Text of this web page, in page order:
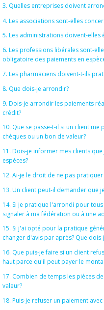
3. Quelles entreprises doivent
4. Les associations sont-elles
5. Les administrations doivent-
6. Les professions libérales sont-
obligatoire des paiements en
7. Les pharmaciens doivent-t-ils
8. Que dois-je arrondir?
9. Dois-je arrondir les paiements
crédit?
10. Que se passe-t-il si un client
chèques ou un bon de valeur?
11. Dois-je informer mes clients
espèces?
12. Ai-je le droit de ne pas
13. Un client peut-il demander que
14. Si je pratique l'arrondi pour
signaler à ma fédération ou à une
15. Si j'ai opté pour la pratique
changer d'avis par après? Que
16. Que puis-je faire si un client
haut parce qu'il peut payer le
17. Combien de temps les pièces
valeur?
18. Puis-je refuser un paiement